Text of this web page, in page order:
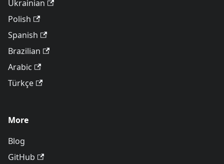
Ukrainian
Polish
Spanish
Brazilian
Arabic
Türkçe
More
Blog
GitHub